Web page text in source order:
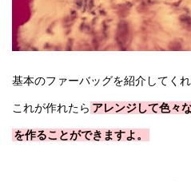
基本のファーバッグを紹介してくれ
これが作れたら アレンジして色々
を作ることができますよ。